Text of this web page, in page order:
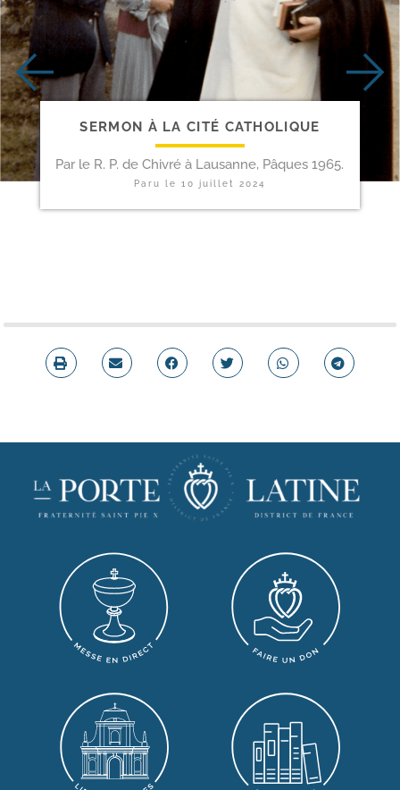
SERMON À LA CITÉ CATHOLIQUE
Par le R. P. de Chivré à Lausanne, Pâques 1965.
Paru le 10 juillet 2024